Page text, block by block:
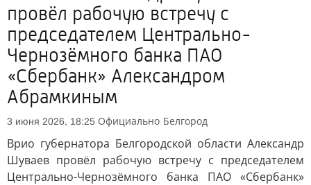
провёл рабочую встречу с
председателем Центрально-
Чернозёмного банка ПАО
«Сбербанк» Александром
Абрамкиным
3 июня 2026, 18:25 Официально Белгород
Врио губернатора Белгородской области Александр
Шуваев провёл рабочую встречу с председателем
Центрально-Чернозёмного банка ПАО «Сбербанк»